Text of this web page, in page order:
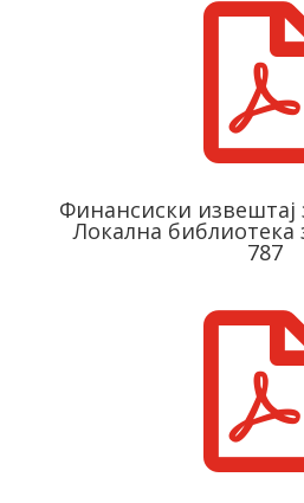
Финансиски
Локална библиотека
787